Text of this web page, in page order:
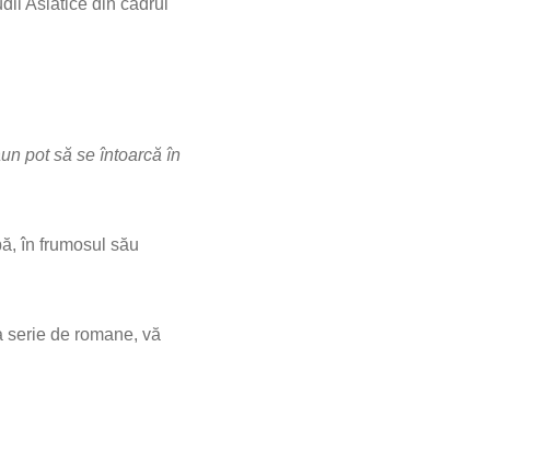
Asiatice din cadrul
pot să se întoarcă în
în frumosul său
serie de romane, vă